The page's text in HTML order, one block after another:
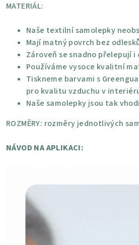
MATERIÁL:
Naše textilní samolepky
Mají matný povrch bez
Zároveň se snadno přelepují
Používáme vysoce kvalitní
Tiskneme barvami s
pro kvalitu vzduchu v
Naše samolepky jsou tak
ROZMĚRY: rozměry jednotlivých
NÁVOD NA APLIKACI: